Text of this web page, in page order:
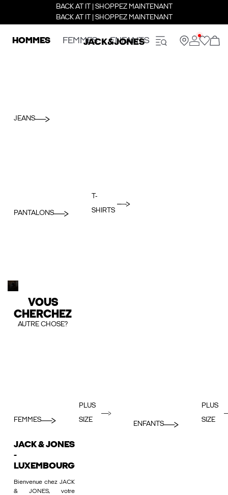
BACK AT IT | SHOPPEZ MAINTENANT
BACK AT IT | SHOPPEZ MAINTENANT
HOMMES FEMMES ENFANTS
JEANS
PANTALONS
T-
SHIRTS
VOUS
CHERCHEZ
AUTRE CHOSE?
FEMMES
PLUS
SIZE
ENFANTS
PLUS
SIZE
JACK & JONES
-
LUXEMBOURG
Bienvenue chez JACK
& JONES, votre